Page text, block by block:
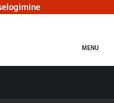
MENU